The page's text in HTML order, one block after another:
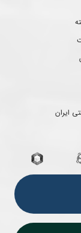
ایران